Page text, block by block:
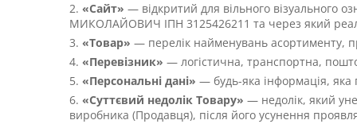
«Сайт» — відкритий для вільного
МИКОЛАЙОВИЧ ІПН 3125426211 та через який
«Товар» — перелік найменувань асортименту,
«Перевізник» — логістична, транспортна,
«Персональні дані» — будь-яка інформація, яка
«Суттєвий недолік Товару» — недолік, який
виробника (Продавця), після його усунення